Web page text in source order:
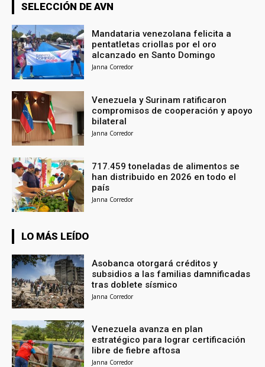
SELECCIÓN DE AVN
Mandataria venezolana felicita a
pentatletas criollas por el oro
alcanzado en Santo Domingo
Janna Corredor
Venezuela y Surinam ratificaron
compromisos de cooperación y apoyo
bilateral
Janna Corredor
717.459 toneladas de alimentos se
han distribuido en 2026 en todo el
país
Janna Corredor
LO MÁS LEÍDO
Asobanca otorgará créditos y
subsidios a las familias damnificadas
tras doblete sísmico
Janna Corredor
Venezuela avanza en plan
estratégico para lograr certificación
libre de fiebre aftosa
Janna Corredor